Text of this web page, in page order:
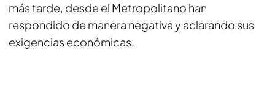
más tarde, desde el Metropolitano han
respondido de manera negativa y aclarando sus
exigencias económicas.